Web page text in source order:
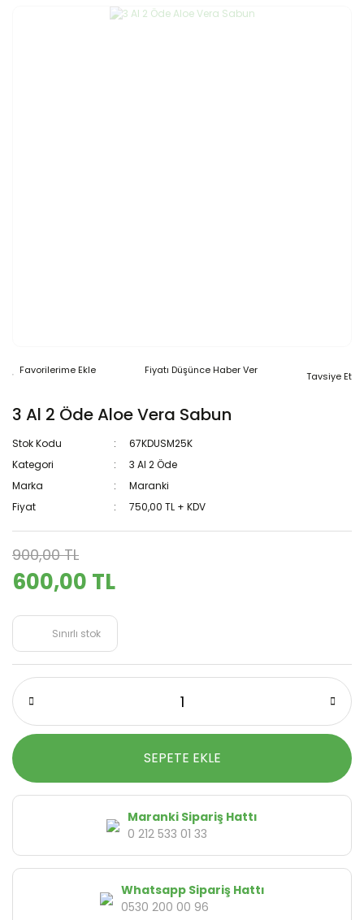
Fiyatı Düşünce Haber Ver Tavsiye Et
3 Al 2 Öde Aloe Vera Sabun
Stok Kodu
67KDUSM25K
Kategori
3 Al 2 Öde
Marka
Maranki
Fiyat
750,00 TL + KDV
900,00 TL
600,00 TL
Sınırlı stok
SEPETE EKLE
Maranki Sipariş Hattı
0 212 533 01 33
Whatsapp Sipariş Hattı
0530 200 00 96